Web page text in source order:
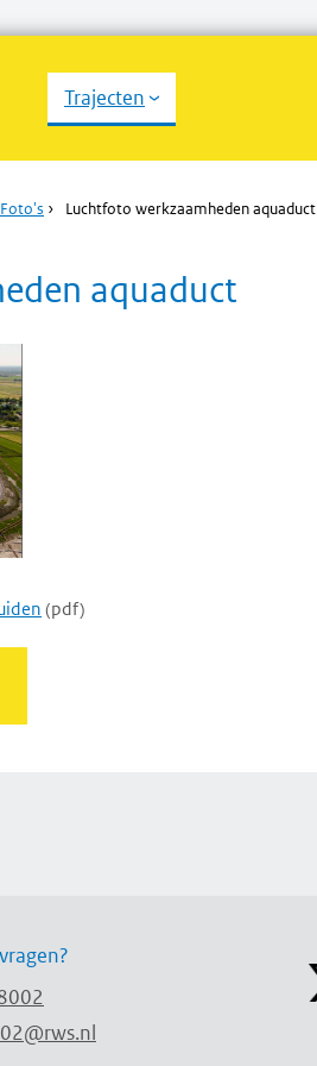
Trajecten
Foto's › Luchtfoto werkzaamheden aquaduct
aquaduct
(pdf)